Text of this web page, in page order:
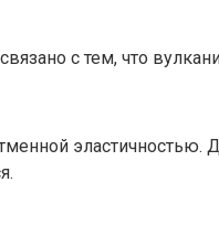
с тем, что